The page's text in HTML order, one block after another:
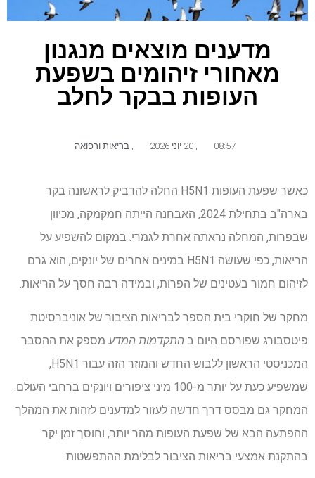
מדענים מוצאים מנגנון
מאחורי זיהומים בשפעת
העופות בבקר לחלב
08:57 20 יוני 2026 בריאות ורפואה
כאשר שפעת העופות H5N1 החלה להדביק לראשונה בקר
בארה"ב בתחילת 2024, האבחנה הייתה חמקמקה, מכיוון
שבפרות, המחלה נראתה אחרת לגמרי. במקום להשפיע על
הריאות, כפי שעושה H5N1 במינים אחרים של יונקים, הוא גרם
לזיהום חמור בעטינים של הפרות, ובמידה רבה חסך על הריאות.
מחקר של חוקרי בית הספר לבריאות הציבור של אוניברסיטת
פיטסבורג שפורסם היום ב התקדמות המדע מספק את ההסבר
המכניסטי הראשון ללבוש החדש והמוזר הזה עבור H5N1,
שמשפיע כעת על יותר מ-100 מיני ציפורים ויונקים ברחבי העולם.
המחקר גם מבסס דרך חדשה לעזור למדענים לזהות את המהלך
ההפתעה הבא של שפעת העופות מהר יותר, וחוסך זמן יקר
בהתקנת אמצעי בריאות הציבור לבלימת ההתפשטות.